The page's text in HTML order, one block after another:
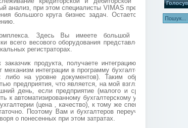
анализ, при этом специалисты VIMAS предлагают клиенту
большого круга бизнес задач. Остается лишь выбрать
Здесь Вы имеете большой выбор. Продукт
всего весового оборудования представленного на нашем
регистраторах.
продукта, получаете интеграцию с клиен-банком
интеграции в программу бухгалтерского учета 1С
либо на уровне документов). Таким образом, решается
предприятия, что является, на мой взгляд, оптимальным
день, если предприятие (малого и среднего бизнеса)
к автоматизированному бухгалтерскому учету, очевидным
(цена , качество), к тому же специализированных
Поэтому Вам и бухгалтеров переучивать не нужно,
о понесенных при этом затратах.